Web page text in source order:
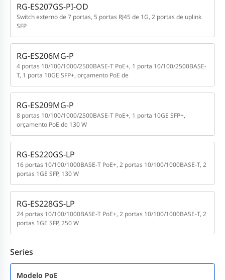
RG-ES207GS-PI-OD
Switch externo de 7 portas, 5 portas RJ45 de 1G, 2 portas de uplink
SFP
RG-ES206MG-P
4 portas 10/100/1000/2500BASE-T PoE+, 1 porta 10/100/2500BASE-
T, 1 porta 10GE SFP+, orçamento PoE de
RG-ES209MG-P
8 portas 10/100/1000/2500BASE-T PoE+, 1 porta 10GE SFP+,
orçamento PoE de 130 W
RG-ES220GS-LP
16 portas 10/100/1000BASE-T PoE+, 2 portas 10/100/1000BASE-T, 2
portas 1GE SFP, 130 W
RG-ES228GS-LP
24 portas 10/100/1000BASE-T PoE+, 2 portas 10/100/1000BASE-T, 2
portas 1GE SFP, 250 W
Series
Modelo PoE